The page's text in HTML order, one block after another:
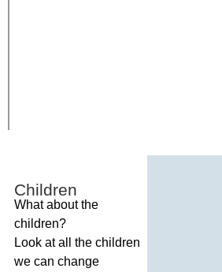
Children
What about the
children?
Look at all the children
we can change